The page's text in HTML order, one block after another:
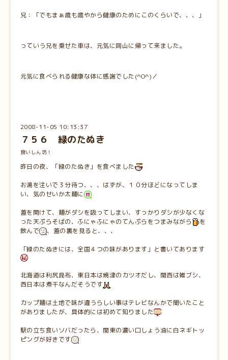
兄：「でもまぁ歳も歳やから健康のためにこのくらいで、、、」
っていう兄を乗せた車は、元気に岡山に帰って来ました。
元気に食べられる健康な体に感謝でした(^O^)／
2008-11-05 10:13:37
７５６ 緑のたぬき
食いしん坊！
昨日の夜、「緑のたぬき」を食べました
お湯を注いで３分待つ、、、はずが、１０分ほどになってしま
い、気のせいか太麺に
蓋を開けて、麺がダシを吸ってしまい、すっかりダシが少なくな
った天ぷらそばの、ふにゃふにゃのてんぷらをつまみながら
を
飲んで
、蓋の裏を見ると、、、
「緑のたぬきには、全国４つの味があります」と書いてあります
北海道は利尻昆布、東日本は焼津のカツオだし、関西は雑ブシ、
西日本は煮干なんだそうです
カップ麺は土地で味が違うらしい事はテレビなんかで聞いたこと
がありましたが、具体的には初めて知りました
駅の立ち食いソバだったら、関東の濃い口しょう油に白ネギトッ
ピングが好きです